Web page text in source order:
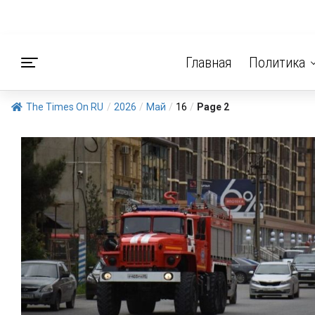
Главная Политика
The Times On RU / 2026 / Май / 16 / Page 2